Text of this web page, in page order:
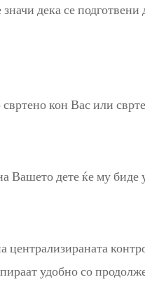
дека се
кон Вас или
дете ќе му биде
удобно со